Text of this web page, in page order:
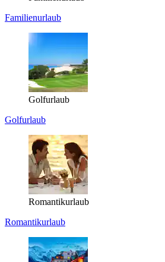
Familienurlaub
Golfurlaub
Golfurlaub
Romantikurlaub
Romantikurlaub